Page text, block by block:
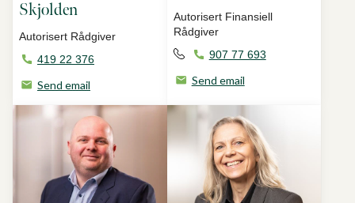
Skjolden
Autorisert Rådgiver
419 22 376
Send email
Autorisert Finansiell
Rådgiver
907 77 693
Send email